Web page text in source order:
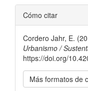
Detalles
del
artículo
Cómo citar
Cordero Jahr, E.
Urbanismo /
https://doi.org/
Más formatos de